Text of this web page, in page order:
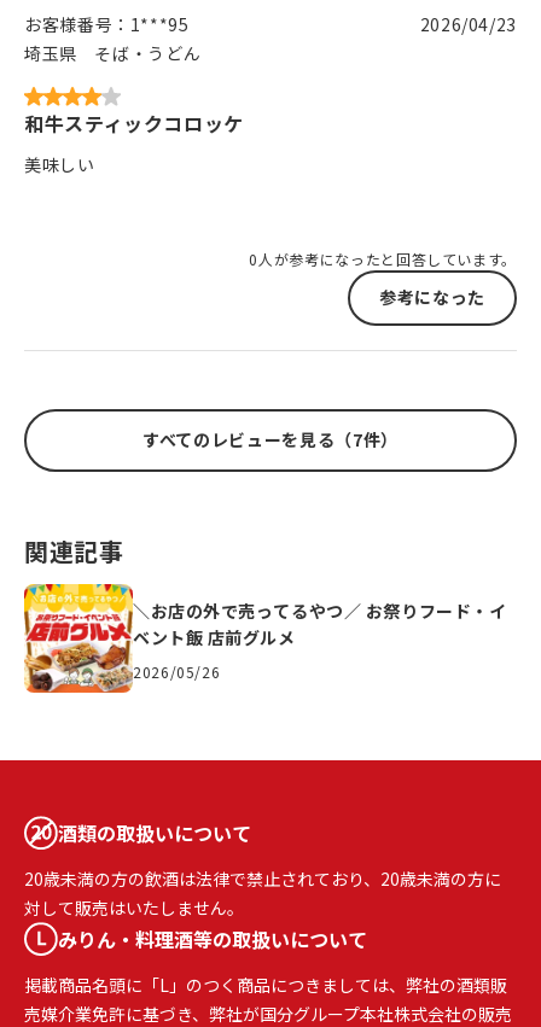
お客様番号： 1***95
埼玉県
そば・うどん
2026/04/23
和牛スティックコロッケ
美味しい
0人が参考になったと回答しています。
参考になった
すべてのレビューを見る（7件）
関連記事
＼お店の外で売ってるやつ／ お祭りフード・イ
ベント飯 店前グルメ
2026/05/26
酒類の取扱いについて
20歳未満の方の飲酒は法律で禁止されており、20歳未満の方に
対して販売はいたしません。
みりん・料理酒等の取扱いについて
掲載商品名頭に「L」のつく商品につきましては、弊社の酒類販
売媒介業免許に基づき、弊社が国分グループ本社株式会社の販売